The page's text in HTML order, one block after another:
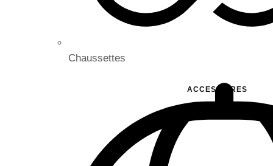
Chaussettes
ACCESSOIRES